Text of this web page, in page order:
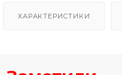
ХАРАКТЕРИСТИКИ